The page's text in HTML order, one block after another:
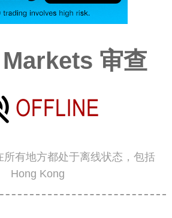
审查
所有地方都处于离线状态，包括
Hong Kong